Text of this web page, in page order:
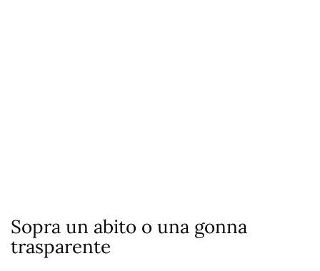
Sopra un abito o una gonna
trasparente